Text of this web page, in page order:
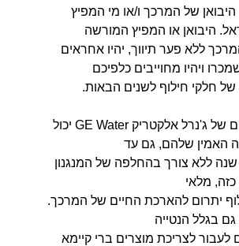
היבואן של המרכך ו/או מי המפיץ
היבואן או המפיץ המורשה
ללא פער תיווך, יהיו אחראים
ויהיו מחוייבים כלפיכם
חלקי חילוף לשנים הבאות.
אורך חיי המרככים של ג'נרל אלקטריק GE Water יכול
האמין שלהם, גם עד
20 ואפילו עד 30 שנה ללא צורך בהחלפה של המנגנון
מלאי
יתרום להארכת החיים של המרכך.
בגלל הנטייה
לעבור לצריכת מוצרים ברי קיימא